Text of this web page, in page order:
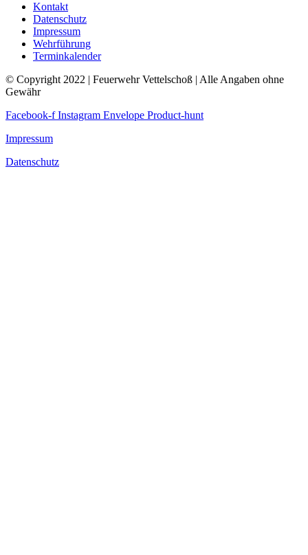
Kontakt
Datenschutz
Impressum
Wehrführung
Terminkalender
© Copyright 2022 | Feuerwehr Vettelschoß | Alle Angaben ohne
Gewähr
Facebook-f Instagram Envelope Product-hunt
Impressum
Datenschutz